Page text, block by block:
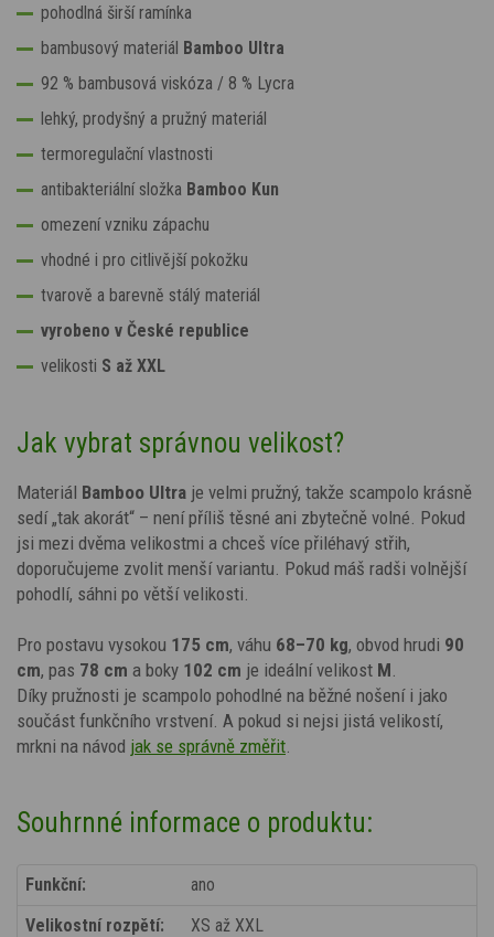
pohodlná širší ramínka
bambusový materiál Bamboo Ultra
92 % bambusová viskóza / 8 % Lycra
lehký, prodyšný a pružný materiál
termoregulační vlastnosti
antibakteriální složka Bamboo Kun
omezení vzniku zápachu
vhodné i pro citlivější pokožku
tvarově a barevně stálý materiál
vyrobeno v České republice
velikosti S až XXL
Jak vybrat správnou velikost?
Materiál Bamboo Ultra je velmi pružný, takže scampolo krásně
sedí „tak akorát“ – není příliš těsné ani zbytečně volné. Pokud
jsi mezi dvěma velikostmi a chceš více přiléhavý střih,
doporučujeme zvolit menší variantu. Pokud máš radši volnější
pohodlí, sáhni po větší velikosti.
Pro postavu vysokou 175 cm, váhu 68–70 kg, obvod hrudi 90
cm, pas 78 cm a boky 102 cm je ideální velikost M
Díky pružnosti je scampolo pohodlné na běžné nošení i jako
součást funkčního vrstvení. A pokud si nejsi jistá velikostí,
mrkni na návod jak se správně změřit
Souhrnné informace o produktu:
Funkční:
ano
Velikostní rozpětí:
XS až XXL